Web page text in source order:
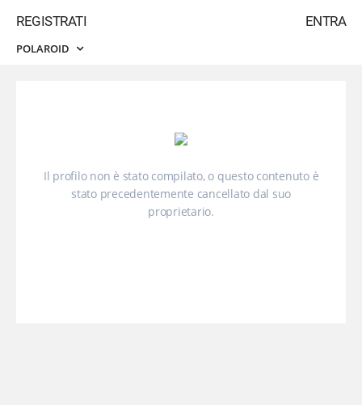
ENTRA
REGISTRATI
POLAROID
Il profilo non è stato compilato, o questo contenuto è
stato precedentemente cancellato dal suo
proprietario.